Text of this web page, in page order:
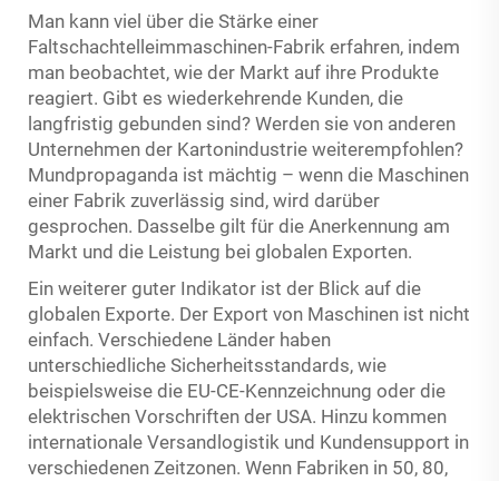
Man kann viel über die Stärke einer
Faltschachtelleimmaschinen-Fabrik erfahren, indem
man beobachtet, wie der Markt auf ihre Produkte
reagiert. Gibt es wiederkehrende Kunden, die
langfristig gebunden sind? Werden sie von anderen
Unternehmen der Kartonindustrie weiterempfohlen?
Mundpropaganda ist mächtig – wenn die Maschinen
einer Fabrik zuverlässig sind, wird darüber
gesprochen. Dasselbe gilt für die Anerkennung am
Markt und die Leistung bei globalen Exporten.
Ein weiterer guter Indikator ist der Blick auf die
globalen Exporte. Der Export von Maschinen ist nicht
einfach. Verschiedene Länder haben
unterschiedliche Sicherheitsstandards, wie
beispielsweise die EU-CE-Kennzeichnung oder die
elektrischen Vorschriften der USA. Hinzu kommen
internationale Versandlogistik und Kundensupport in
verschiedenen Zeitzonen. Wenn Fabriken in 50, 80,